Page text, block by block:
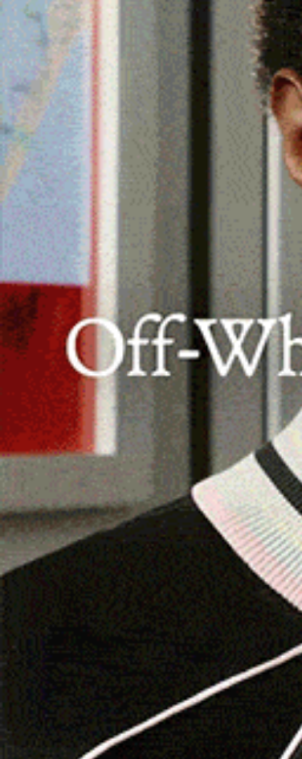
I lavori, interamente finanziati
prossimo 3 febbraio.
MUROS | 24 gennaio 2025.
pubblico “Monte Muros” , posto
confinante con i comuni di
sicurezza i sentieri, riqualificate le
picnic, barbecue e punti di
Anglona-Coros
, all’interno della
piccola scala. I lavori saranno
«L’obiettivo specifico
riqualificare l’area di Monte Muros
avranno il piacere di ammirare la
tutte le fasce d’età. Gli interventi
con il paesaggio, e consentiranno
delle numerose essenze autoctone
al sistema idrico delle antiche